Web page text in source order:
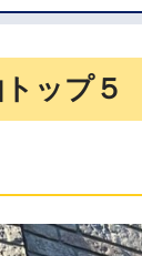
ップ５